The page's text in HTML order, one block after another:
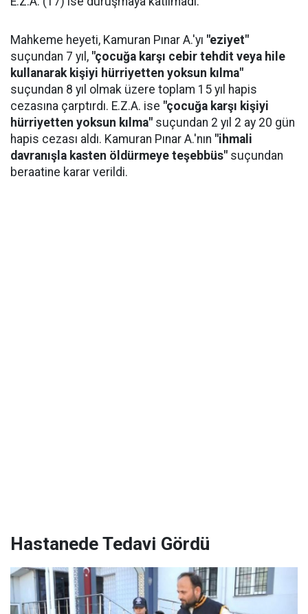
Mahkeme heyeti, Kamuran Pınar A.'yı "eziyet"
suçundan 7 yıl, "çocuğa karşı cebir tehdit veya hile
kullanarak kişiyi hürriyetten yoksun kılma"
suçundan 8 yıl olmak üzere toplam 15 yıl hapis
cezasına çarptırdı. E.Z.A. ise "çocuğa karşı kişiyi
hürriyetten yoksun kılma" suçundan 2 yıl 2 ay 20 gün
hapis cezası aldı. Kamuran Pınar A.'nın "ihmali
davranışla kasten öldürmeye teşebbüs" suçundan
beraatine karar verildi.
Hastanede Tedavi Gördü